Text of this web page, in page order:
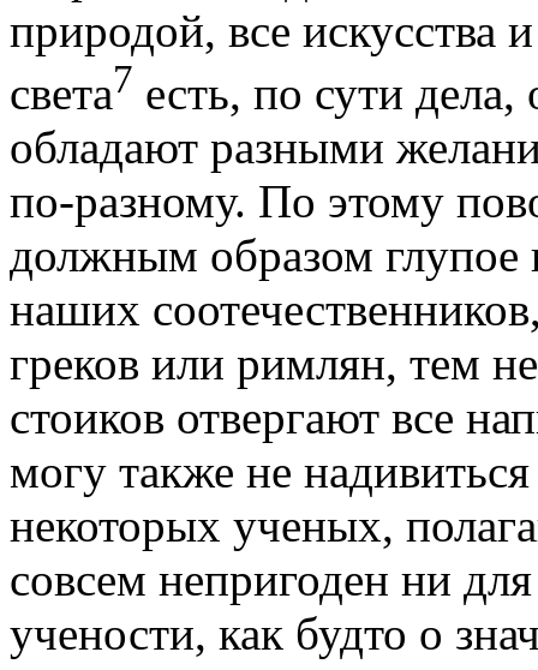
природой, все искусства
света7 есть, по сути
обладают разными
по-разному. По этому
должным образом глупое
наших
греков или римлян, тем
стоиков отвергают все
могу также не
некоторых ученых,
совсем непригоден ни
учености, как будто о